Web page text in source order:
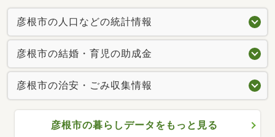
彦根市の人口などの統計情報
彦根市の結婚・育児の助成金
彦根市の治安・ごみ収集情報
彦根市の暮らしデータをもっと見る